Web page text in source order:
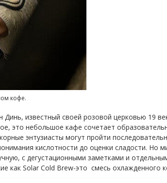
кофе.
известный своей розовой церковью 19
это небольшое кафе сочетает
энтузиасты могут пройти
кислотности до оценки сладости. Но
с дегустационными заметками и
как Solar Cold Brew-это смесь